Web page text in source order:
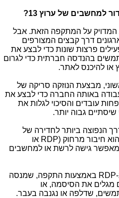
למחשבים של ערוץ 13?
המדויק על המתקפה הזאת. אבל
דרך קבצים המצורפים
פרצות שונות כדי לבצע את
בהנדסה חברתית כדי לגרום
או להיכנס לאתר.
מבצעת הנוזקה סריקה של
באותה החברה כדי לבצע את
עובדים והסיכוי לגלות את
גבוה יותר.
הדרך הנפוצה ביותר לחדירה של
הוא חיבור מרחוק (RDP או
גישה לרשת או למחשבים
RDP באמצעות התקפה, שמנסה
מגלים את הסיסמה, או
שדלפה או נגנבה בעבר.